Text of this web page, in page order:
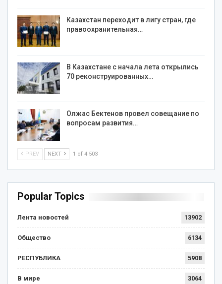
Казахстан переходит в лигу стран, где
правоохранительная…
В Казахстане с начала лета открылись
70 реконструированных…
Олжас Бектенов провел совещание по
вопросам развития…
PREV NEXT 1 of 4 503
Popular Topics
Лента новостей 13902
Общество 6134
РЕСПУБЛИКА 5908
В мире 3064